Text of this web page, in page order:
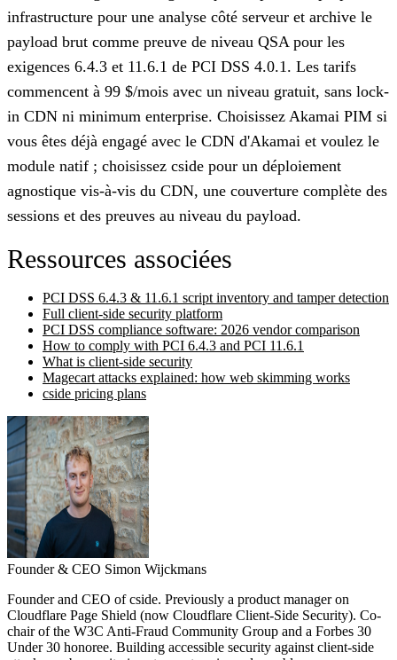
infrastructure pour une analyse côté serveur et archive le
payload brut comme preuve de niveau QSA pour les
exigences 6.4.3 et 11.6.1 de PCI DSS 4.0.1. Les tarifs
commencent à 99 $/mois avec un niveau gratuit, sans lock-
in CDN ni minimum enterprise. Choisissez Akamai PIM si
vous êtes déjà engagé avec le CDN d'Akamai et voulez le
module natif ; choisissez cside pour un déploiement
agnostique vis-à-vis du CDN, une couverture complète des
sessions et des preuves au niveau du payload.
Ressources associées
PCI DSS 6.4.3 & 11.6.1 script inventory and tamper detection
Full client-side security platform
PCI DSS compliance software: 2026 vendor comparison
How to comply with PCI 6.4.3 and PCI 11.6.1
What is client-side security
Magecart attacks explained: how web skimming works
cside pricing plans
Founder & CEO Simon Wijckmans
Founder and CEO of cside. Previously a product manager on
Cloudflare Page Shield (now Cloudflare Client-Side Security). Co-
chair of the W3C Anti-Fraud Community Group and a Forbes 30
Under 30 honoree. Building accessible security against client-side